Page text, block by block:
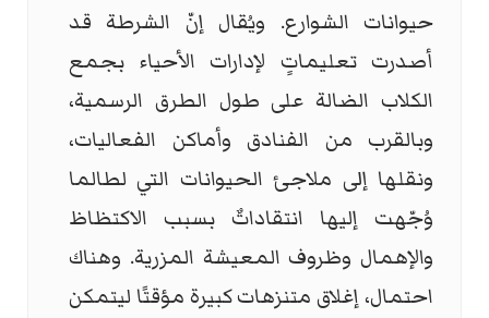
حيوانات الشوارع. ويُقال إنّ الشرطة قد
أصدرت تعليماتٍ لإدارات الأحياء بجمع
الكلاب الضالة على طول الطرق الرسمية،
وبالقرب من الفنادق وأماكن الفعاليات،
ونقلها إلى ملاجئ الحيوانات التي لطالما
وُجّهت إليها انتقاداتٌ بسبب الاكتظاظ
والإهمال وظروف المعيشة المزرية. وهناك
احتمال، إغلاق متنزهات كبيرة مؤقتًا ليتمكن